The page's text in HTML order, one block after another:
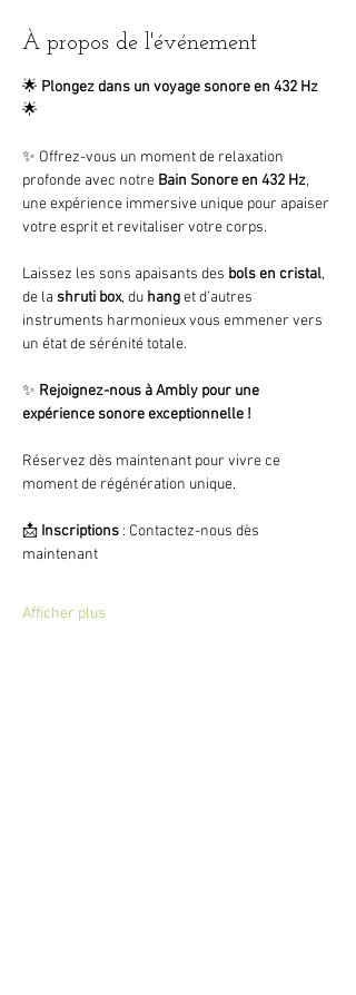
À propos de l'événement
🌟 Plongez dans un voyage sonore en 432 Hz
🌟
✨ Offrez-vous un moment de relaxation
profonde avec notre Bain Sonore en 432 Hz,
une expérience immersive unique pour apaiser
votre esprit et revitaliser votre corps.
Laissez les sons apaisants des bols en cristal,
de la shruti box, du hang et d’autres
instruments harmonieux vous emmener vers
un état de sérénité totale.
✨ Rejoignez-nous à Ambly pour une
expérience sonore exceptionnelle !
Réservez dès maintenant pour vivre ce
moment de régénération unique.
📩 Inscriptions : Contactez-nous dès
maintenant
Afficher plus